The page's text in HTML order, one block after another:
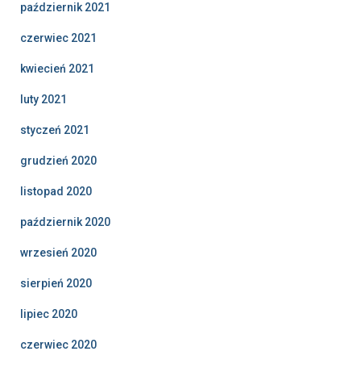
październik 2021
czerwiec 2021
kwiecień 2021
luty 2021
styczeń 2021
grudzień 2020
listopad 2020
październik 2020
wrzesień 2020
sierpień 2020
lipiec 2020
czerwiec 2020